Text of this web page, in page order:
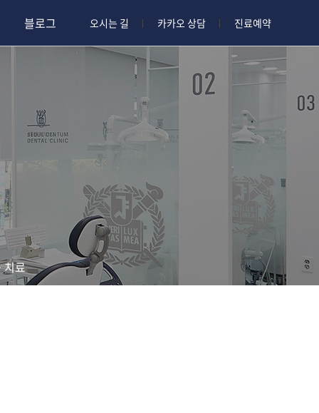
블로그 오시는 길 카카오 상담 진료예약
박유진 수석원장
자연치아 유지와 보존을
최우선으로 하겠습니다.
치료